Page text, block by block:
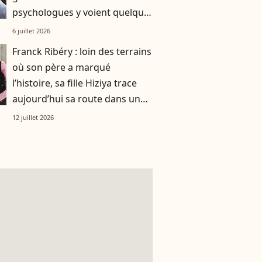
psychologues y voient quelque
chose de bien plus profond.
6 juillet 2026
Franck Ribéry : loin des terrains
où son père a marqué
l’histoire, sa fille Hiziya trace
aujourd’hui sa route dans un
tout autre univers
12 juillet 2026